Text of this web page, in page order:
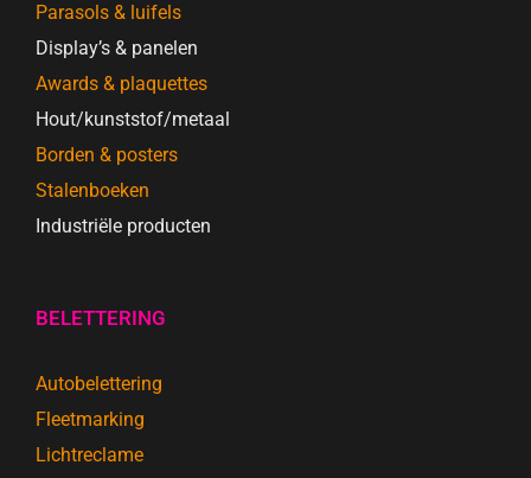
Parasols & luifels
Display’s & panelen
Awards & plaquettes
Hout/kunststof/metaal
Borden & posters
Stalenboeken
Industriële producten
BELETTERING
Autobelettering
Fleetmarking
Lichtreclame